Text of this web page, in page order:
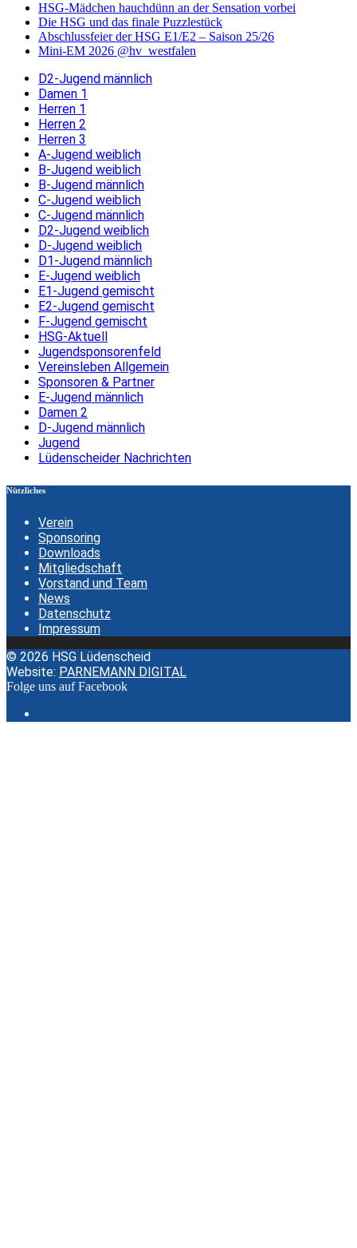
HSG-Mädchen hauchdünn an der Sensation vorbei
Die HSG und das finale Puzzlestück
Abschlussfeier der HSG E1/E2 – Saison 25/26
Mini-EM 2026 @hv_westfalen
D2-Jugend männlich
Damen 1
Herren 1
Herren 2
Herren 3
A-Jugend weiblich
B-Jugend weiblich
B-Jugend männlich
C-Jugend weiblich
C-Jugend männlich
D2-Jugend weiblich
D-Jugend weiblich
D1-Jugend männlich
E-Jugend weiblich
E1-Jugend gemischt
E2-Jugend gemischt
F-Jugend gemischt
HSG-Aktuell
Jugendsponsorenfeld
Vereinsleben Allgemein
Sponsoren & Partner
E-Jugend männlich
Damen 2
D-Jugend männlich
Jugend
Lüdenscheider Nachrichten
Nützliches
Verein
Sponsoring
Downloads
Mitgliedschaft
Vorstand und Team
News
Datenschutz
Impressum
© 2026 HSG Lüdenscheid
Website: PARNEMANN DIGITAL
Folge uns auf Facebook